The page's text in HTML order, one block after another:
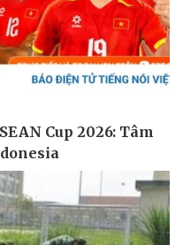
Tiêu dùng
Tỷ giá
Chứng khoán
Giá cà phê